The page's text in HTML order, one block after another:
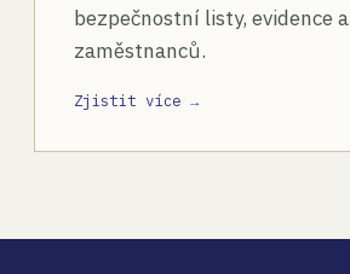
bezpečnostní listy, evidence
zaměstnanců.
Zjistit více →